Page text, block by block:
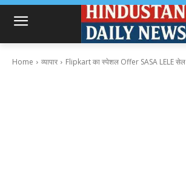
Home व्यापार Flipkart का स्पेशल Offer SASA LELE सेल